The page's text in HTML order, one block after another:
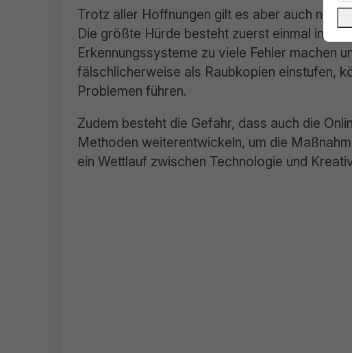
Trotz aller Hoffnungen gilt es aber auch noch
Die größte Hürde besteht zuerst einmal in der
Erkennungssysteme zu viele Fehler machen
fälschlicherweise als Raubkopien einstufen,
Problemen führen.
Zudem besteht die Gefahr, dass auch die
Methoden weiterentwickeln, um die
ein Wettlauf zwischen Technologie und